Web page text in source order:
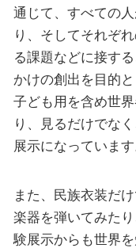
通じて、すべての
り、そしてそれぞ
る課題などに接す
かけの創出を目的
子ども用を含め世
り、見るだけでな
展示になっています
また、民族衣装だ
楽器を弾いてみた
験展示からも世界